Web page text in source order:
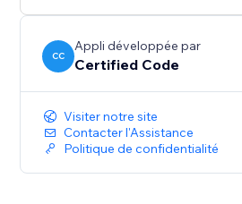
CC
Appli développée par
Certified Code
Visiter notre site
Contacter l'Assistance
Politique de confidentialité